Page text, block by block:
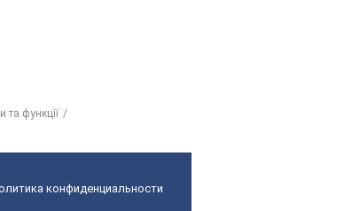
та функції
конфиденциальности